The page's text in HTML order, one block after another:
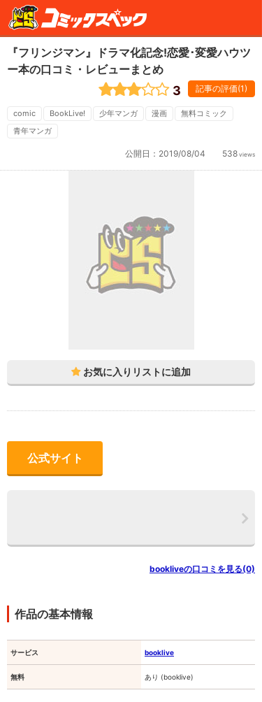
『フリンジマン』ドラマ化記念!恋愛･変愛ハウツ
ー本の口コミ・レビューまとめ
3 記事の評価(1)
comic BookLive! 少年マンガ 漫画
無料コミック
青年マンガ
公開日： 2019/08/04 538 views
公式サイト
bookliveの口コミを見る(0)
作品の基本情報
サービス booklive
無料 あり (booklive)